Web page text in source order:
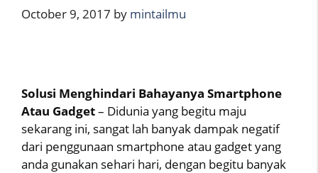
October 9, 2017 by mintailmu
Solusi Menghindari Bahayanya Smartphone
Atau Gadget– Didunia yang begitu maju
sekarang ini, sangat lah banyak dampak negatif
dari penggunaan smartphone atau gadget yang
anda gunakan sehari hari, dengan begitu banyak